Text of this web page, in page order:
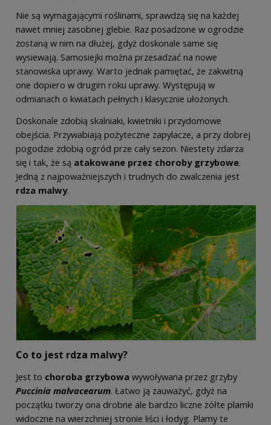
Nie są wymagającymi roślinami, sprawdzą się na każdej
nawet mniej zasobnej glebie. Raz posadzone w ogrodzie
zostaną w nim na dłużej, gdyż doskonale same się
wysiewają. Samosiejki można przesadzać na nowe
stanowiska uprawy. Warto jednak pamiętać, że zakwitną
one dopiero w drugim roku uprawy. Występują w
odmianach o kwiatach pełnych i klasycznie ułożonych.
Doskonale zdobią skalniaki, kwietniki i przydomowe
obejścia. Przywabiają pożyteczne zapylacze, a przy dobrej
pogodzie zdobią ogród prze cały sezon. Niestety zdarza
się i tak, że są atakowane przez choroby grzybowe.
Jedną z najpoważniejszych i trudnych do zwalczenia jest
rdza malwy.
Co to jest rdza malwy?
Jest to choroba grzybowa wywoływana przez grzyby
Puccinia malvacearum. Łatwo ją zauważyć, gdyż na
początku tworzy ona drobne ale bardzo liczne żółte plamki
widoczne na wierzchniej stronie liści i łodyg. Plamy te